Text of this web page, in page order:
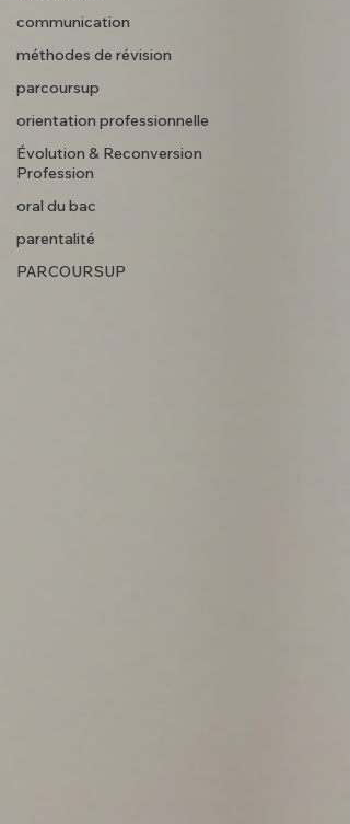
communication
méthodes de révision
parcoursup
orientation professionnelle
Évolution & Reconversion
Profession
oral du bac
parentalité
PARCOURSUP